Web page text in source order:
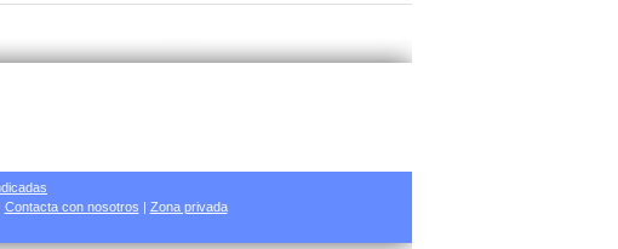
Contacta con nosotros | Zona privada